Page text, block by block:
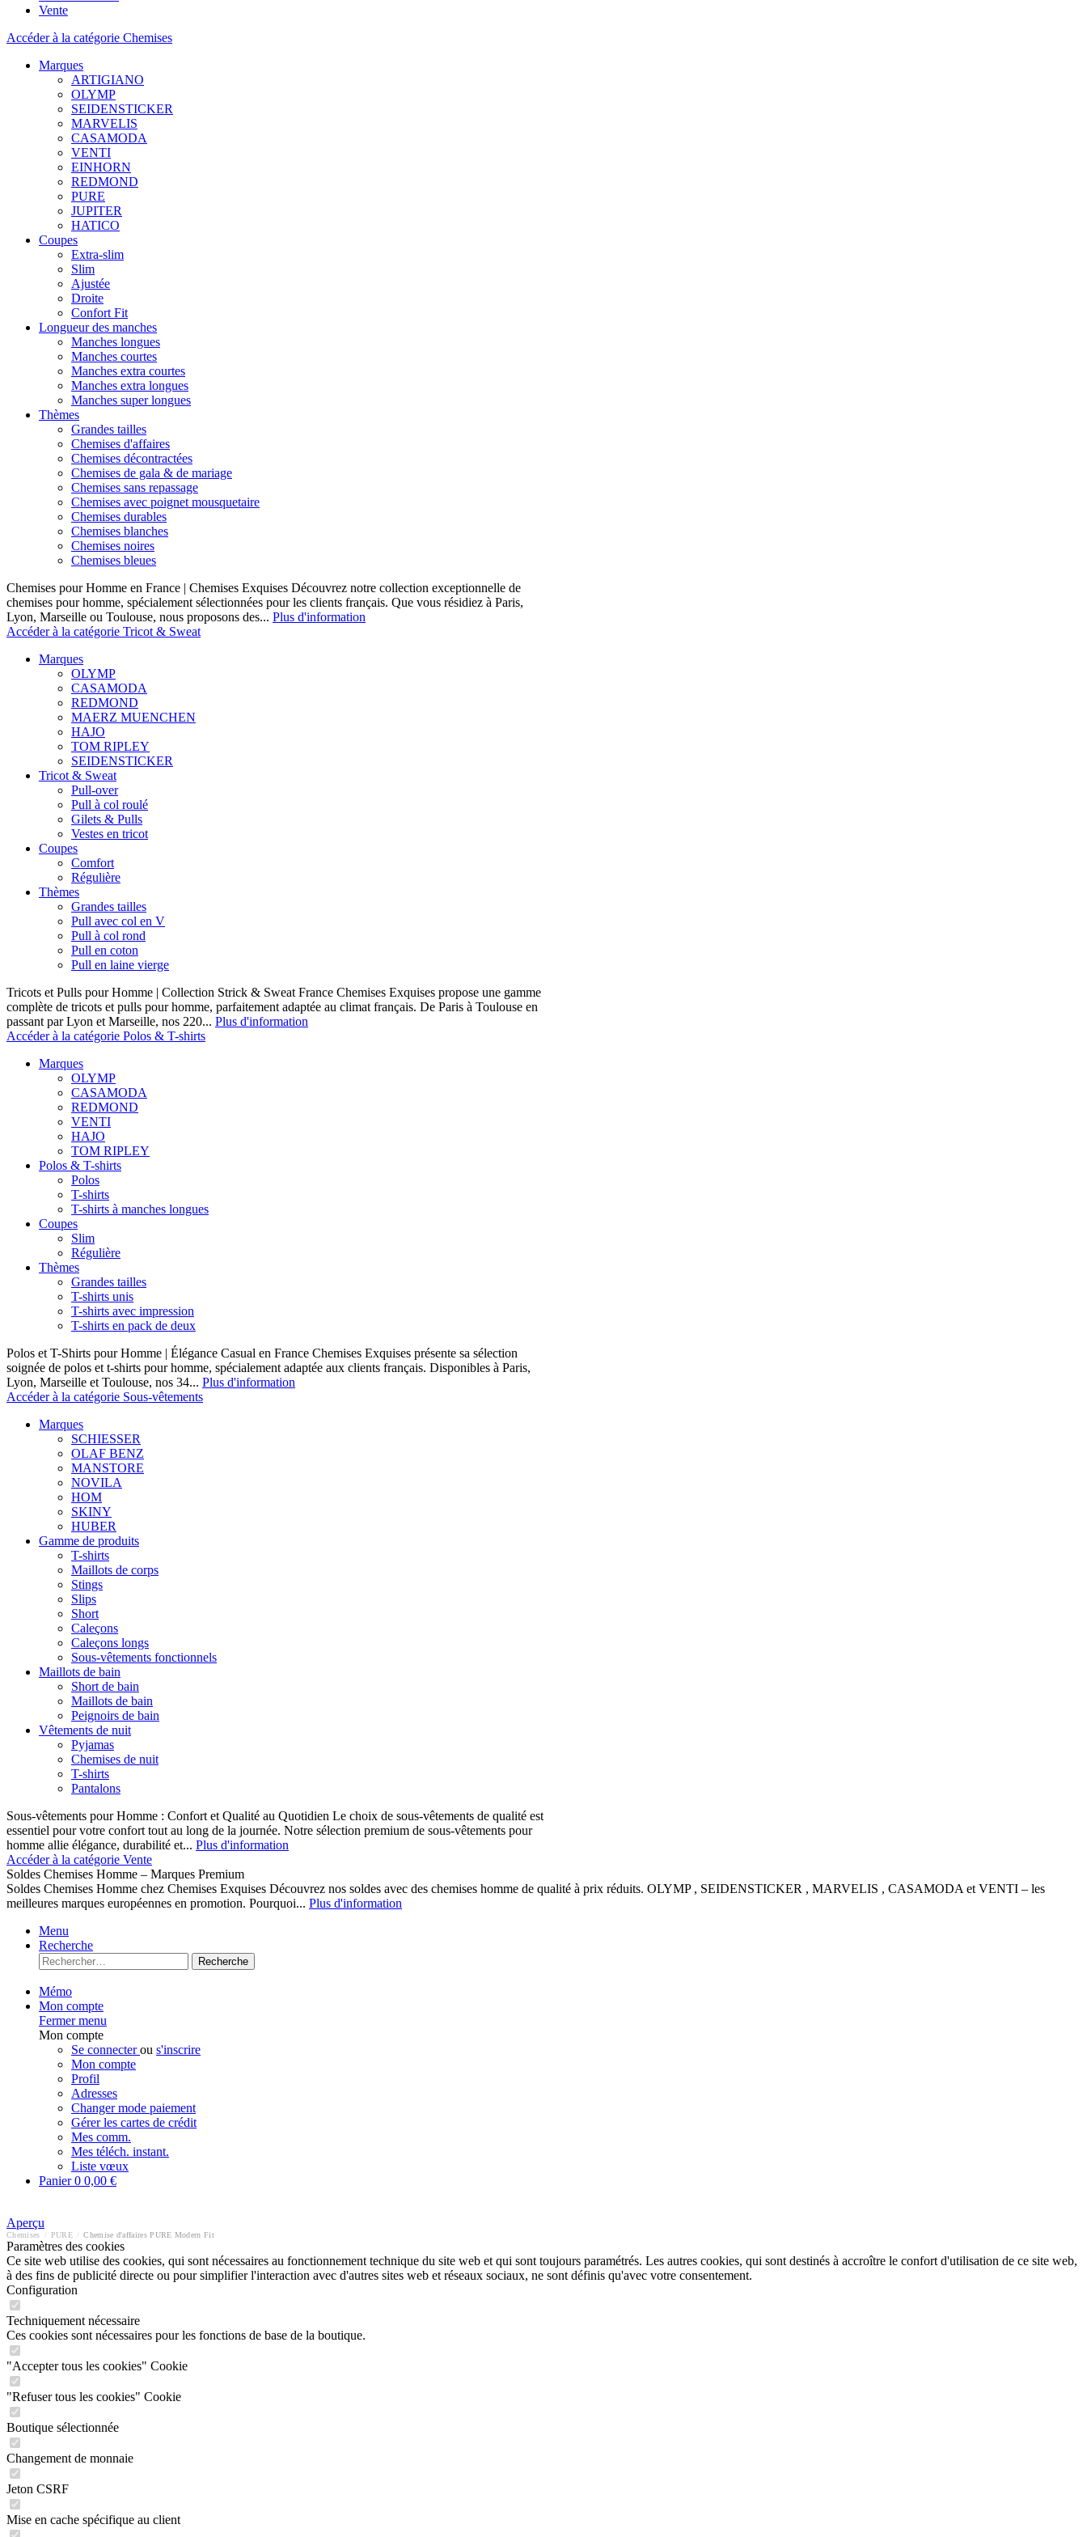
Vente
Accéder à la catégorie Chemises
Marques
ARTIGIANO
OLYMP
SEIDENSTICKER
MARVELIS
CASAMODA
VENTI
EINHORN
REDMOND
PURE
JUPITER
HATICO
Coupes
Extra-slim
Slim
Ajustée
Droite
Confort Fit
Longueur des manches
Manches longues
Manches courtes
Manches extra courtes
Manches extra longues
Manches super longues
Thèmes
Grandes tailles
Chemises d'affaires
Chemises décontractées
Chemises de gala & de mariage
Chemises sans repassage
Chemises avec poignet mousquetaire
Chemises durables
Chemises blanches
Chemises noires
Chemises bleues
Chemises pour Homme en France | Chemises Exquises Découvrez notre collection exceptionnelle de
chemises pour homme, spécialement sélectionnées pour les clients français. Que vous résidiez à Paris,
Lyon, Marseille ou Toulouse, nous proposons des... Plus d'information
Accéder à la catégorie Tricot & Sweat
Marques
OLYMP
CASAMODA
REDMOND
MAERZ MUENCHEN
HAJO
TOM RIPLEY
SEIDENSTICKER
Tricot & Sweat
Pull-over
Pull à col roulé
Gilets & Pulls
Vestes en tricot
Coupes
Comfort
Régulière
Thèmes
Grandes tailles
Pull avec col en V
Pull à col rond
Pull en coton
Pull en laine vierge
Tricots et Pulls pour Homme | Collection Strick & Sweat France Chemises Exquises propose une gamme
complète de tricots et pulls pour homme, parfaitement adaptée au climat français. De Paris à Toulouse en
passant par Lyon et Marseille, nos 220... Plus d'information
Accéder à la catégorie Polos & T-shirts
Marques
OLYMP
CASAMODA
REDMOND
VENTI
HAJO
TOM RIPLEY
Polos & T-shirts
Polos
T-shirts
T-shirts à manches longues
Coupes
Slim
Régulière
Thèmes
Grandes tailles
T-shirts unis
T-shirts avec impression
T-shirts en pack de deux
Polos et T-Shirts pour Homme | Élégance Casual en France Chemises Exquises présente sa sélection
soignée de polos et t-shirts pour homme, spécialement adaptée aux clients français. Disponibles à Paris,
Lyon, Marseille et Toulouse, nos 34... Plus d'information
Accéder à la catégorie Sous-vêtements
Marques
SCHIESSER
OLAF BENZ
MANSTORE
NOVILA
HOM
SKINY
HUBER
Gamme de produits
T-shirts
Maillots de corps
Stings
Slips
Short
Caleçons
Caleçons longs
Sous-vêtements fonctionnels
Maillots de bain
Short de bain
Maillots de bain
Peignoirs de bain
Vêtements de nuit
Pyjamas
Chemises de nuit
T-shirts
Pantalons
Sous-vêtements pour Homme : Confort et Qualité au Quotidien Le choix de sous-vêtements de qualité est
essentiel pour votre confort tout au long de la journée. Notre sélection premium de sous-vêtements pour
homme allie élégance, durabilité et... Plus d'information
Accéder à la catégorie Vente
Soldes Chemises Homme – Marques Premium
Soldes Chemises Homme chez Chemises Exquises Découvrez nos soldes avec des chemises homme de qualité à prix réduits. OLYMP , SEIDENSTICKER , MARVELIS , CASAMODA et VENTI – les
meilleures marques européennes en promotion. Pourquoi... Plus d'information
Menu
Recherche
Recherche
Mémo
Mon compte
Fermer menu
Mon compte
Se connecterou s'inscrire
Mon compte
Profil
Adresses
Changer mode paiement
Gérer les cartes de crédit
Mes comm.
Mes téléch. instant.
Liste vœux
Panier0 0,00 €
Aperçu
Chemises PURE Chemise d'affaires PURE Modern Fit
Paramètres des cookies
Ce site web utilise des cookies, qui sont nécessaires au fonctionnement technique du site web et qui sont toujours paramétrés. Les autres cookies, qui sont destinés à accroître le confort d'utilisation de ce site web,
à des fins de publicité directe ou pour simplifier l'interaction avec d'autres sites web et réseaux sociaux, ne sont définis qu'avec votre consentement.
Configuration
Techniquement nécessaire
Ces cookies sont nécessaires pour les fonctions de base de la boutique.
"Accepter tous les cookies" Cookie
"Refuser tous les cookies" Cookie
Boutique sélectionnée
Changement de monnaie
Jeton CSRF
Mise en cache spécifique au client